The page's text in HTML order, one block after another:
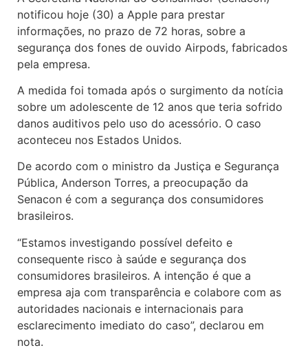
notificou hoje (30) a Apple para prestar
informações, no prazo de 72 horas, sobre a
segurança dos fones de ouvido Airpods, fabricados
pela empresa.
A medida foi tomada após o surgimento da notícia
sobre um adolescente de 12 anos que teria sofrido
danos auditivos pelo uso do acessório. O caso
aconteceu nos Estados Unidos.
De acordo com o ministro da Justiça e Segurança
Pública, Anderson Torres, a preocupação da
Senacon é com a segurança dos consumidores
brasileiros.
“Estamos investigando possível defeito e
consequente risco à saúde e segurança dos
consumidores brasileiros. A intenção é que a
empresa aja com transparência e colabore com as
autoridades nacionais e internacionais para
esclarecimento imediato do caso”, declarou em
nota.